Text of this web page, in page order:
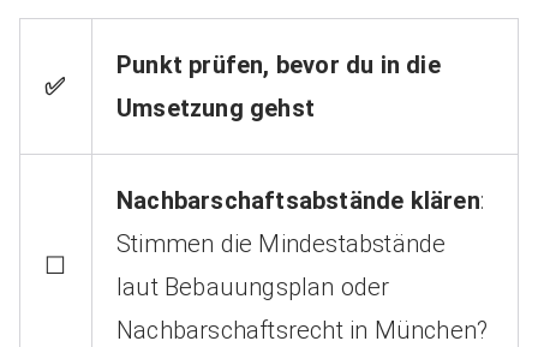
✅
Punkt prüfen, bevor du in die
Umsetzung gehst
☐
Nachbarschaftsabstände klären:
Stimmen die Mindestabstände
laut Bebauungsplan oder
Nachbarschaftsrecht in München?